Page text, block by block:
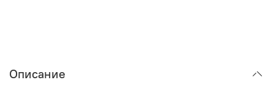
Описание